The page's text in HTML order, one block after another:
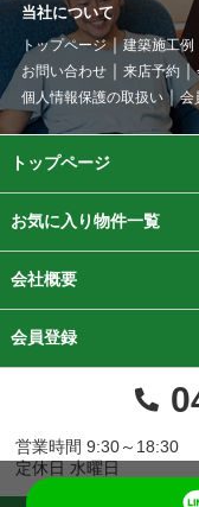
当社について
トップページ 建築施工例
お問い合わせ
来店予約
個人情報保護の取扱い
会
トップページ
お気に入り物件一覧
会社概要
会員登録
営業時間 9:30～18:30
定休日 水曜日